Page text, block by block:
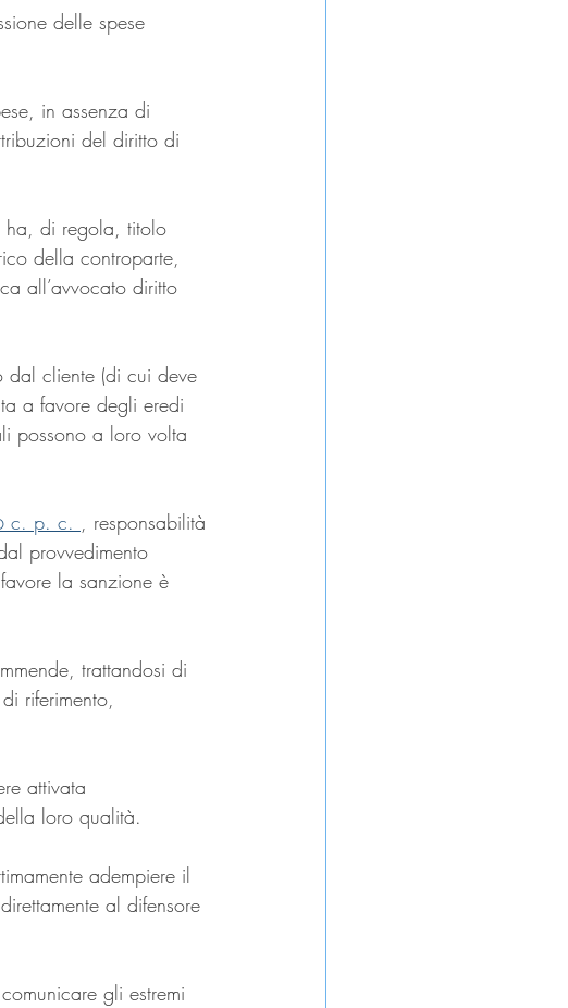
delle spese
in assenza di
del diritto di
ha, di regola, titolo
della controparte,
all’avvocato diritto
dal cliente (di cui deve
a favore degli eredi
possono a loro volta
c. p. c. , responsabilità
provvedimento
la sanzione è
trattandosi di
riferimento,
attivata
loro qualità.
adempiere il
al difensore
gli estremi